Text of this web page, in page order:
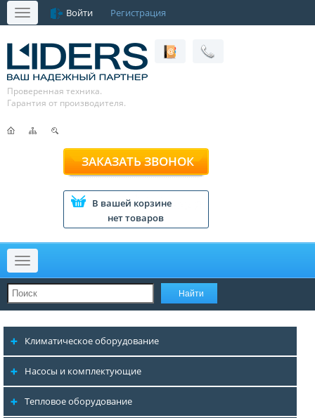
Меню Войти Регистрация
Проверенная техника.
Гарантия от производителя.
ЗАКАЗАТЬ ЗВОНОК
В вашей корзине
нет товаров
Меню
Климатическое оборудование
Насосы и комплектующие
Тепловое оборудование